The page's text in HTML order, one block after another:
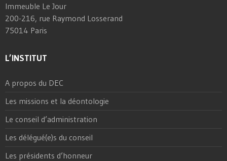
Immeuble Le Jour
200-216, rue Raymond Losserand
75014 Paris
L’INSTITUT
A propos du DEC
Les missions et la déontologie
Le conseil d’administration
Les délégué(e)s du conseil
Les présidents d’honneur